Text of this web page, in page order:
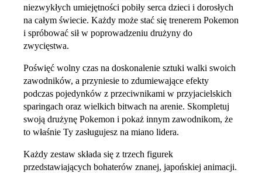
niezwykłych umiejętności pobiły serca dzieci i dorosłych
na całym świecie. Każdy może stać się trenerem Pokemon
i spróbować sił w poprowadzeniu drużyny do
zwycięstwa.
Poświęć wolny czas na doskonalenie sztuki walki swoich
zawodników, a przyniesie to zdumiewające efekty
podczas pojedynków z przeciwnikami w przyjacielskich
sparingach oraz wielkich bitwach na arenie. Skompletuj
swoją drużynę Pokemon i pokaż innym zawodnikom, że
to właśnie Ty zasługujesz na miano lidera.
Każdy zestaw składa się z trzech figurek
przedstawiających bohaterów znanej, japońskiej animacji.